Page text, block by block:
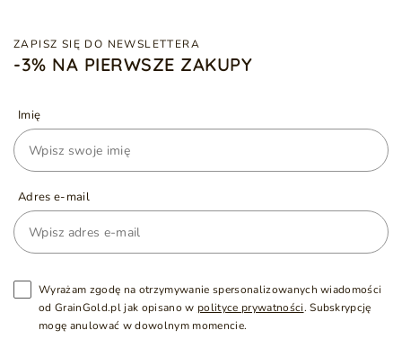
ZAPISZ SIĘ DO NEWSLETTERA
-3% NA PIERWSZE ZAKUPY
Imię
Adres e-mail
Wyrażam zgodę na otrzymywanie spersonalizowanych wiadomości
od GrainGold.pl jak opisano w polityce prywatności. Subskrypcję
mogę anulować w dowolnym momencie.